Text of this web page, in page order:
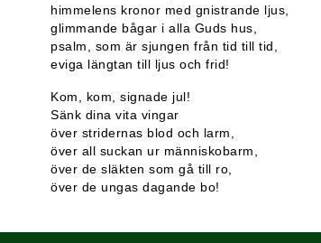
himmelens kronor med gnistrande ljus,
glimmande bågar i alla Guds hus,
psalm, som är sjungen från tid till tid,
eviga längtan till ljus och frid!
Kom, kom, signade jul!
Sänk dina vita vingar
över stridernas blod och larm,
över all suckan ur människobarm,
över de släkten som gå till ro,
över de ungas dagande bo!